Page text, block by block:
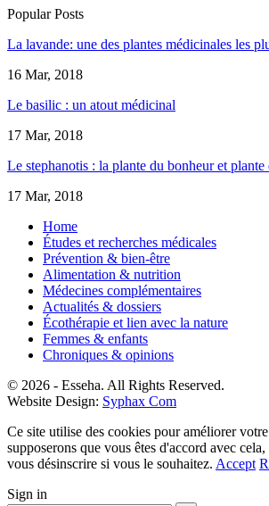
Popular Posts
La lavande: une des plantes médicinales les
16 Mar, 2018
Le basilic : un atout médicinal
17 Mar, 2018
Le stephanotis : la plante du bonheur et
17 Mar, 2018
Home
Études et recherches médicales
Prévention & bien-être
Alimentation & nutrition
Médecines complémentaires
Actualités & dossiers
Écothérapie et lien avec la nature
Femmes & enfants
Chroniques & opinions
© 2026 - Esseha. All Rights Reserved.
Website Design: Syphax Com
Ce site utilise des cookies pour améliorer
supposerons que vous êtes d'accord avec
vous désinscrire si vous le souhaitez. Accept
Sign in